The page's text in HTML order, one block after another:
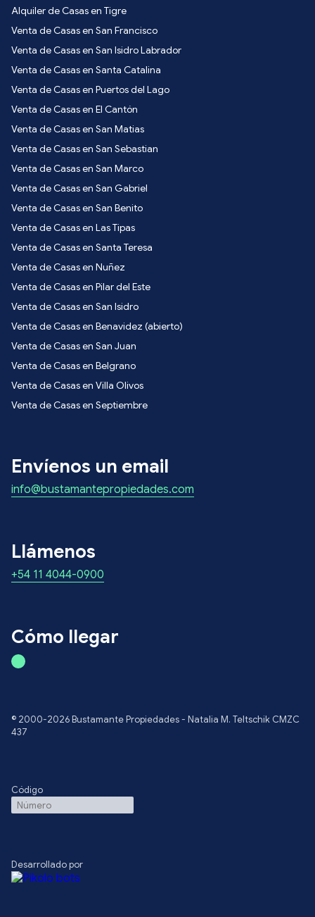
Alquiler de Casas en Tigre
Venta de Casas en San Francisco
Venta de Casas en San Isidro Labrador
Venta de Casas en Santa Catalina
Venta de Casas en Puertos del Lago
Venta de Casas en El Cantón
Venta de Casas en San Matias
Venta de Casas en San Sebastian
Venta de Casas en San Marco
Venta de Casas en San Gabriel
Venta de Casas en San Benito
Venta de Casas en Las Tipas
Venta de Casas en Santa Teresa
Venta de Casas en Nuñez
Venta de Casas en Pilar del Este
Venta de Casas en San Isidro
Venta de Casas en Benavidez (abierto)
Venta de Casas en San Juan
Venta de Casas en Belgrano
Venta de Casas en Villa Olivos
Venta de Casas en Septiembre
Envíenos un email
info@bustamantepropiedades.com
Llámenos
+54 11 4044-0900
Cómo llegar
© 2000-2026 Bustamante Propiedades - Natalia M. Teltschik CMZC
437
Código
Desarrollado por